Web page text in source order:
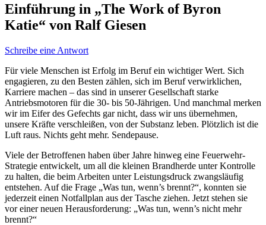
Einführung in „The Work of Byron
Katie“ von Ralf Giesen
Schreibe eine Antwort
Für viele Menschen ist Erfolg im Beruf ein wichtiger Wert. Sich
engagieren, zu den Besten zählen, sich im Beruf verwirklichen,
Karriere machen – das sind in unserer Gesellschaft starke
Antriebsmotoren für die 30- bis 50-Jährigen. Und manchmal merken
wir im Eifer des Gefechts gar nicht, dass wir uns übernehmen,
unsere Kräfte verschleißen, von der Substanz leben. Plötzlich ist die
Luft raus. Nichts geht mehr. Sendepause.
Viele der Betroffenen haben über Jahre hinweg eine Feuerwehr-
Strategie entwickelt, um all die kleinen Brandherde unter Kontrolle
zu halten, die beim Arbeiten unter Leistungsdruck zwangsläufig
entstehen. Auf die Frage „Was tun, wenn’s brennt?“, konnten sie
jederzeit einen Notfallplan aus der Tasche ziehen. Jetzt stehen sie
vor einer neuen Herausforderung: „Was tun, wenn’s nicht mehr
brennt?“